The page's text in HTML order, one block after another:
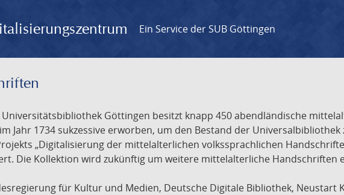
Ein Service der SUB Göttingen
Universitätsbibliothek Göttingen besitzt knapp 450 abendländische
Jahr 1734 sukzessive erworben, um den Bestand der
„Digitalisierung der mittelalterlichen volkssprachlichen
Die Kollektion wird zukünftig um weitere mittelalterliche Handschriften
für Kultur und Medien, Deutsche Digitale Bibliothek, Neustart